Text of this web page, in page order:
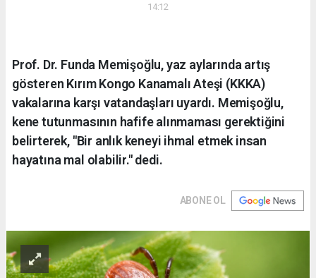
14:12
Prof. Dr. Funda Memişoğlu, yaz aylarında artış
gösteren Kırım Kongo Kanamalı Ateşi (KKKA)
vakalarına karşı vatandaşları uyardı. Memişoğlu,
kene tutunmasının hafife alınmaması gerektiğini
belirterek, "Bir anlık keneyi ihmal etmek insan
hayatına mal olabilir." dedi.
ABONE OL